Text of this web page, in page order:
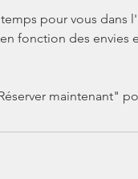
pour vous
fonction des
maintenant"